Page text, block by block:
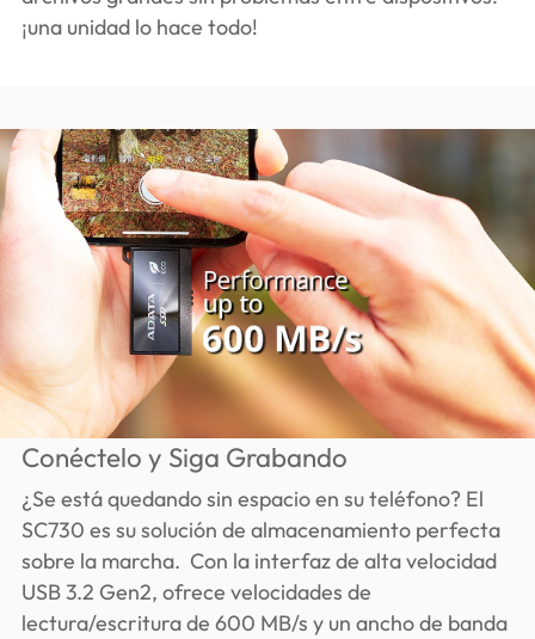
¡una unidad lo hace todo!
Conéctelo y Siga Grabando
¿Se está quedando sin espacio en su teléfono? El
SC730 es su solución de almacenamiento perfecta
sobre la marcha. Con la interfaz de alta velocidad
USB 3.2 Gen2, ofrece velocidades de
lectura/escritura de 600 MB/s y un ancho de banda